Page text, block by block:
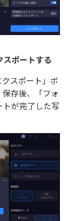
ポートする
スポート」ボ
存後、「フォ
が完了した写